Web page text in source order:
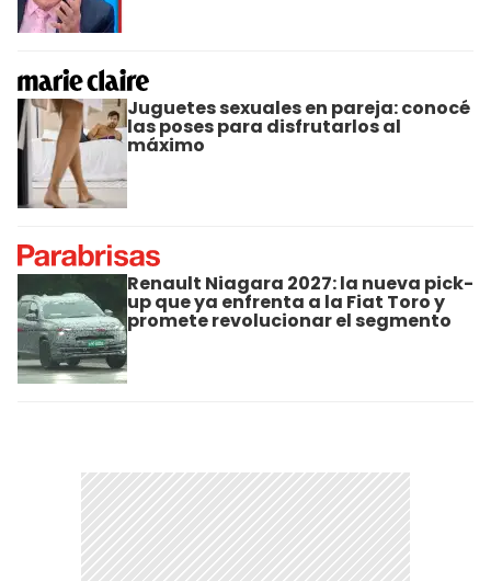
Juguetes sexuales en pareja: conocé
las poses para disfrutarlos al
máximo
Renault Niagara 2027: la nueva pick-
up que ya enfrenta a la Fiat Toro y
promete revolucionar el segmento